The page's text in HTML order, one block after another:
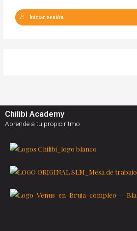
Iniciar sesión
Chilibi Academy
Aprende a tu propio ritmo